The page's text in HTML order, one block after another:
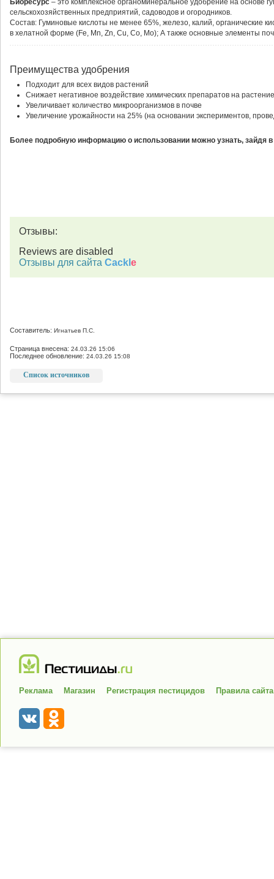
Биоресурс – это комплексное органоминеральное удобрение на основе
сельскохозяйственных предприятий, садоводов и огородников.
Состав: Гуминовые кислоты не менее 65%, железо, калий, органические
в хелатной форме (Fe, Mn, Zn, Cu, Co, Mo); А также основные элементы
Преимущества удобрения
Подходит для всех видов растений
Снижает негативное воздействие химических препаратов на растение
Увеличивает количество микроорганизмов в почве
Увеличение урожайности на 25% (на основании экспериментов,
Более подробную информацию о использовании можно узнать, зайдя в
Отзывы:
Reviews are disabled
Отзывы для сайта Cackl e
Составитель: Игнатьев П.С.
Страница внесена: 24.03.26 15:06
Последнее обновление: 24.03.26 15:08
Список источников
Реклама Магазин Регистрация пестицидов Правила сайта